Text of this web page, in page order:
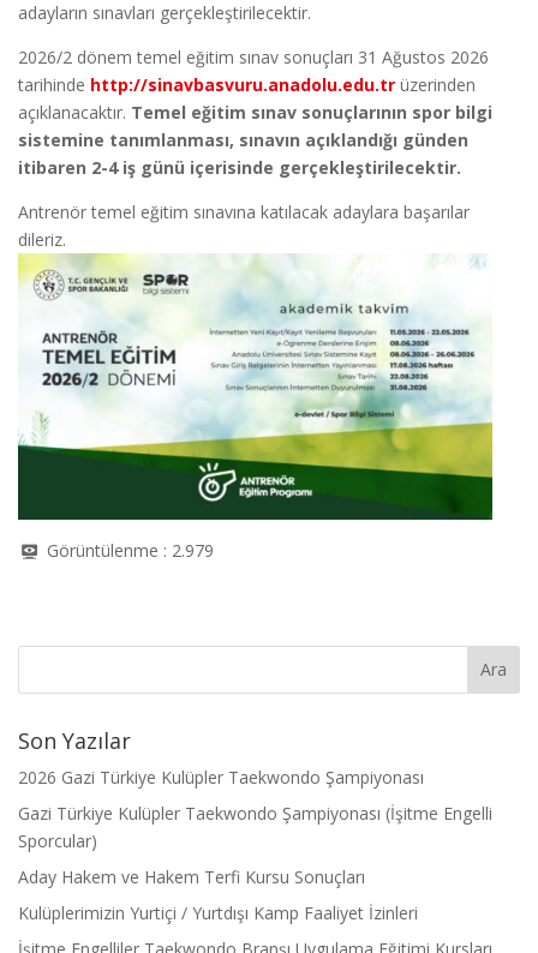
adayların sınavları gerçekleştirilecektir.
2026/2 dönem temel eğitim sınav sonuçları 31 Ağustos 2026
tarihinde http://sinavbasvuru.anadolu.edu.tr üzerinden
açıklanacaktır. Temel eğitim sınav sonuçlarının spor bilgi
sistemine tanımlanması, sınavın açıklandığı günden
itibaren 2-4 iş günü içerisinde gerçekleştirilecektir.
Antrenör temel eğitim sınavına katılacak adaylara başarılar
dileriz.
Görüntülenme : 2.979
Son Yazılar
2026 Gazi Türkiye Kulüpler Taekwondo Şampiyonası
Gazi Türkiye Kulüpler Taekwondo Şampiyonası (İşitme Engelli
Sporcular)
Aday Hakem ve Hakem Terfi Kursu Sonuçları
Kulüplerimizin Yurtiçi / Yurtdışı Kamp Faaliyet İzinleri
İşitme Engelliler Taekwondo Branşı Uygulama Eğitimi Kursları